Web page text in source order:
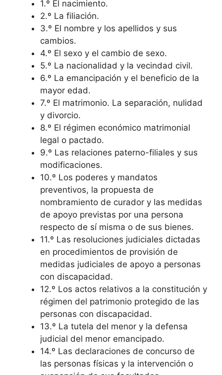
1.º El nacimiento.
2.º La filiación.
3.º El nombre y los apellidos y sus
cambios.
4.º El sexo y el cambio de sexo.
5.º La nacionalidad y la vecindad civil.
6.º La emancipación y el beneficio de la
mayor edad.
7.º El matrimonio. La separación, nulidad
y divorcio.
8.º El régimen económico matrimonial
legal o pactado.
9.º Las relaciones paterno-filiales y sus
modificaciones.
10.º Los poderes y mandatos
preventivos, la propuesta de
nombramiento de curador y las medidas
de apoyo previstas por una persona
respecto de sí misma o de sus bienes.
11.º Las resoluciones judiciales dictadas
en procedimientos de provisión de
medidas judiciales de apoyo a personas
con discapacidad.
12.º Los actos relativos a la constitución y
régimen del patrimonio protegido de las
personas con discapacidad.
13.º La tutela del menor y la defensa
judicial del menor emancipado.
14.º Las declaraciones de concurso de
las personas físicas y la intervención o